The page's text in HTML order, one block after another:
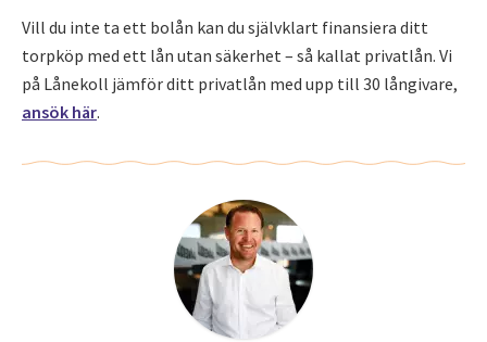
Vill du inte ta ett bolån kan du självklart finansiera ditt
torpköp med ett lån utan säkerhet – så kallat privatlån. Vi
på Lånekoll jämför ditt privatlån med upp till 30 långivare,
ansök här.